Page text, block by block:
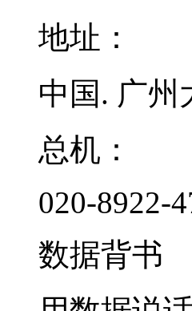
地址：
中国. 广州
总机：
020-8922-
数据背书